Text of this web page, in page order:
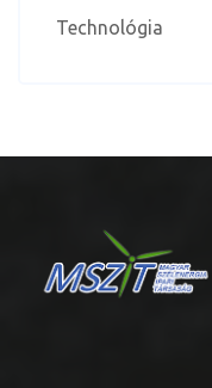
Technológia